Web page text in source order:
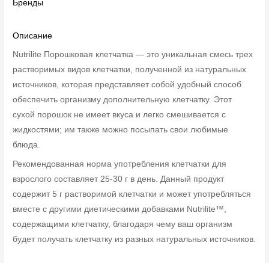
Бренды
Описание
Nutrilite Порошковая клетчатка — это уникальная смесь трех
растворимых видов клетчатки, полученной из натуральных
источников, которая представляет собой удобный способ
обеспечить организму дополнительную клетчатку. Этот
сухой порошок не имеет вкуса и легко смешивается с
жидкостями; им также можно посыпать свои любимые
блюда.
Рекомендованная норма употребления клетчатки для
взрослого составляет 25-30 г в день. Данный продукт
содержит 5 г растворимой клетчатки и может употребляться
вместе с другими диетическими добавками Nutrilite™,
содержащими клетчатку, благодаря чему ваш организм
будет получать клетчатку из разных натуральных источников.